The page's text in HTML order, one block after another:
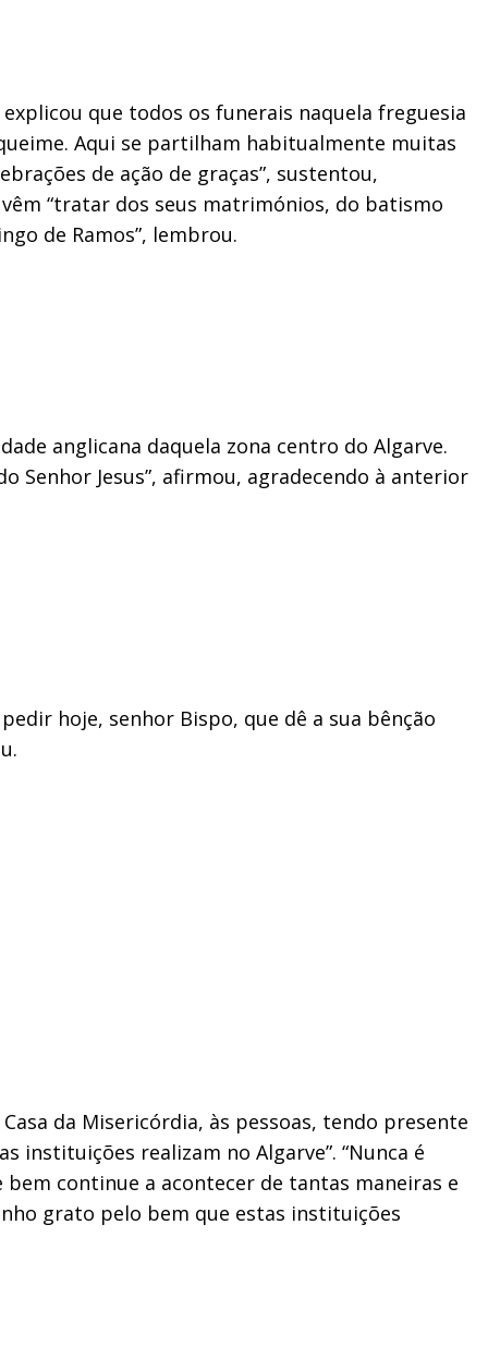
que todos os funerais naquela freguesia
Aqui se partilham habitualmente muitas
de ação de graças”, sustentou,
“tratar dos seus matrimónios, do batismo
de Ramos”, lembrou.
anglicana daquela zona centro do Algarve.
Senhor Jesus”, afirmou, agradecendo à anterior
hoje, senhor Bispo, que dê a sua bênção
da Misericórdia, às pessoas, tendo presente
instituições realizam no Algarve”. “Nunca é
continue a acontecer de tantas maneiras e
grato pelo bem que estas instituições